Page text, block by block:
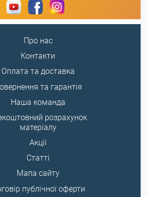
Про нас
Контакти
Оплата та доставка
та гарантія
Наша команда
розрахунок
матеріалу
Акції
Статті
Мапа сайту
публічної оферти